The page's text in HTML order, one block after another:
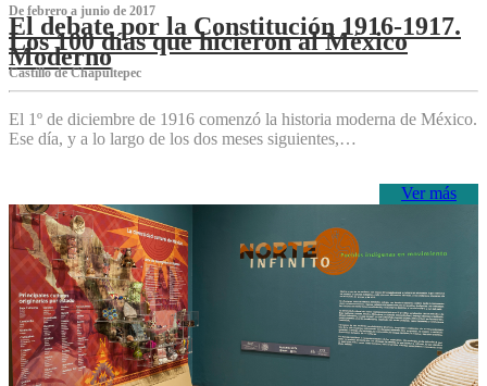
De febrero a junio de 2017
El debate por la Constitución 1916-1917.
Los 100 días que hicieron al México
Moderno
Castillo de Chapultepec
El 1º de diciembre de 1916 comenzó la historia moderna de México.
Ese día, y a lo largo de los dos meses siguientes,…
Ver más